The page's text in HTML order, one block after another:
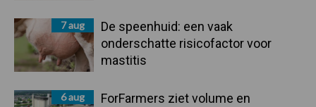
7 aug
De speenhuid: een vaak
onderschatte risicofactor voor
mastitis
6 aug
ForFarmers ziet volume en